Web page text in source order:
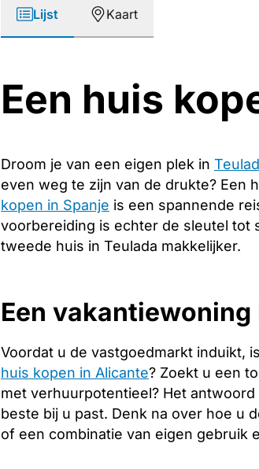
Lijst Kaart
Een huis
Droom je van een eigen plek in
even weg te zijn van de drukte? Een
kopen in Spanje is een spannende
voorbereiding is echter de sleutel tot
tweede huis in Teulada makkelijker.
Een
Voordat u de vastgoedmarkt induikt,
huis kopen in Alicante? Zoekt u een
met verhuurpotentieel? Het
beste bij u past. Denk na over hoe u
of een combinatie van eigen gebruik